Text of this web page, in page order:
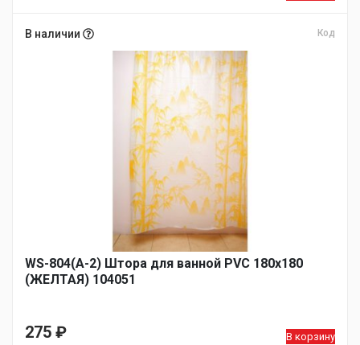
В наличии Код
WS-804(А-2) Штора для ванной PVC 180х180
(ЖЕЛТАЯ) 104051
275 ₽ В корзину